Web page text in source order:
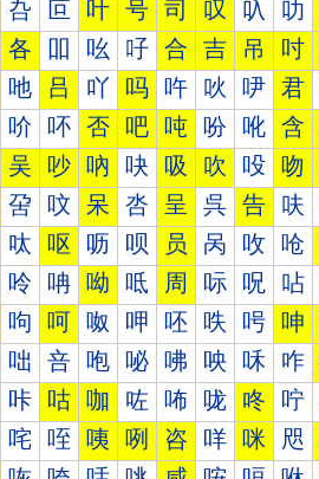
叴 叵 叶 号 司 叹 叺 叻
各 吅 吆 吇 合 吉 吊 吋
吔 吕 吖 吗 吘 吙 吚 君
吤 吥 否 吧 吨 吩 吪 含
吴 吵 吶 吷 吸 吹 吺 吻
呄 呅 呆 呇 呈 呉 告 呋
呔 呕 呖 呗 员 呙 呚 呛
呤 呥 呦 呧 周 呩 呪 呫
呴 呵 呶 呷 呸 呹 呺 呻
咄 咅 咆 咇 咈 咉 咊 咋
咔 咕 咖 咗 咘 咙 咚 咛
咤 咥 咦 咧 咨 咩 咪 咫